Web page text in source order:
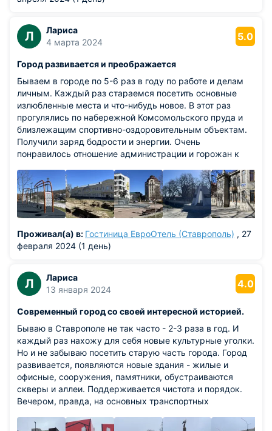
Л
Лариса
4 марта 2024
5.0
Город развивается и преображается
Бываем в городе по 5-6 раз в году по работе и делам
личным. Каждый раз стараемся посетить основные
излюбленные места и что-нибудь новое. В этот раз
прогулялись по набережной Комсомольского пруда и
близлежащим спортивно-оздоровительным объектам.
Получили заряд бодрости и энергии. Очень
понравилось отношение администрации и горожан к
много старинных зданий и все они не разрушены, а
наоборот - отреставрированы и являются либо жилыми,
либо в них размещены различные гос.службы. В новых
районах города - красивые многоэтажки, а во дворах
площадки.
Проживал(а) в: Гостиница ЕвроОтель (Ставрополь) , 27
февраля 2024 (1 день)
Л
Лариса
13 января 2024
4.0
Современный город со своей интересной историей.
Бываю в Ставрополе не так часто - 2-3 раза в год. И
каждый раз нахожу для себя новые культурные уголки.
Но и не забываю посетить старую часть города. Город
развивается, появляются новые здания - жилые и
офисные, сооружения, памятники, обустраиваются
скверы и аллеи. Поддерживается чистота и порядок.
Вечером, правда, на основных транспортных
кто имеет серьезные планы на вечер). В целом. о